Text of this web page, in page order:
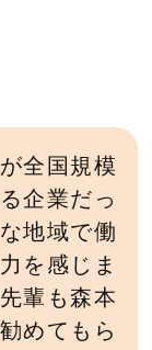
全国規模
企業だっ
地域で働
を感じま
輩も森本
めてもら